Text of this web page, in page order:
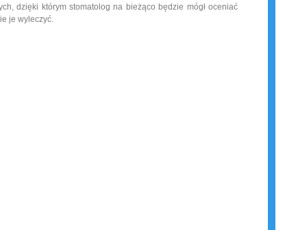
dzięki którym stomatolog na bieżąco będzie mógł oceniać
je wyleczyć.